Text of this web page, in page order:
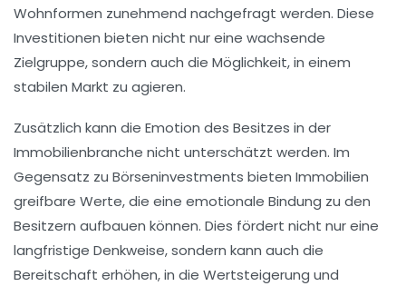
Wohnformen zunehmend nachgefragt werden. Diese
Investitionen bieten nicht nur eine wachsende
Zielgruppe, sondern auch die Möglichkeit, in einem
stabilen Markt zu agieren.
Zusätzlich kann die Emotion des Besitzes in der
Immobilienbranche nicht unterschätzt werden. Im
Gegensatz zu Börseninvestments bieten Immobilien
greifbare Werte, die eine emotionale Bindung zu den
Besitzern aufbauen können. Dies fördert nicht nur eine
langfristige Denkweise, sondern kann auch die
Bereitschaft erhöhen, in die Wertsteigerung und